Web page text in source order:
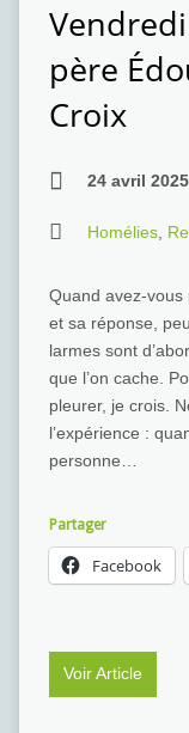
père
Croix
24 avril 2025
Homélies,
Quand avez-vous
et sa réponse,
larmes sont
que l’on cache.
pleurer, je crois.
l’expérience :
personne…
Partager
Facebook
Voir Article